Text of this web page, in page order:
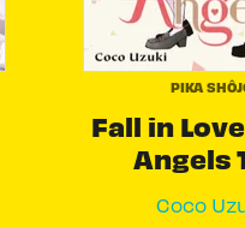
PIKA
Fall in
Angels
Coco